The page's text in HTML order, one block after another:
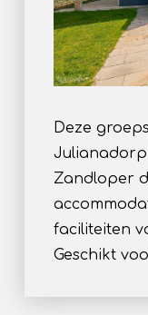
Deze
Zandloper
faciliteiten
Geschikt